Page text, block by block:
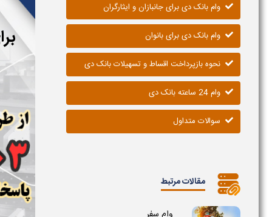
وام بانک دی برای جانبازان و ایثارگران
وام بانک دی برای بانوان
نحوه بازپرداخت اقساط و تسهیلات بانک دی
وام 24 ساعته بانک دی
سوالات متداول
مقالات مرتبط